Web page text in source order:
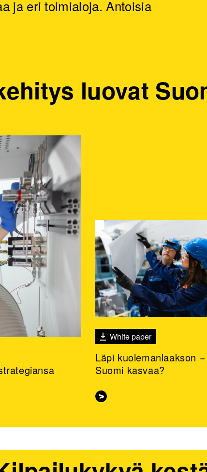
ja eri toimialoja. Antoisia
luovat
White paper
Läpi kuolemanlaakson
Suomi kasvaa?